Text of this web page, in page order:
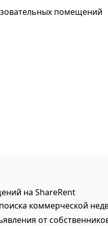
помещений
на ShareRent
коммерческой
от